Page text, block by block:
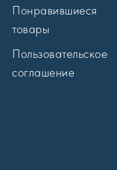
Понравившиеся
товары
Пользовательское
соглашение